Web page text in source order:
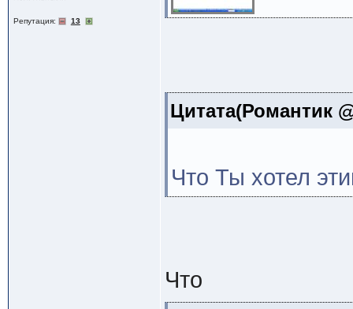
Репутация: 13
Цитата(Романтик
Что Ты хотел
Что